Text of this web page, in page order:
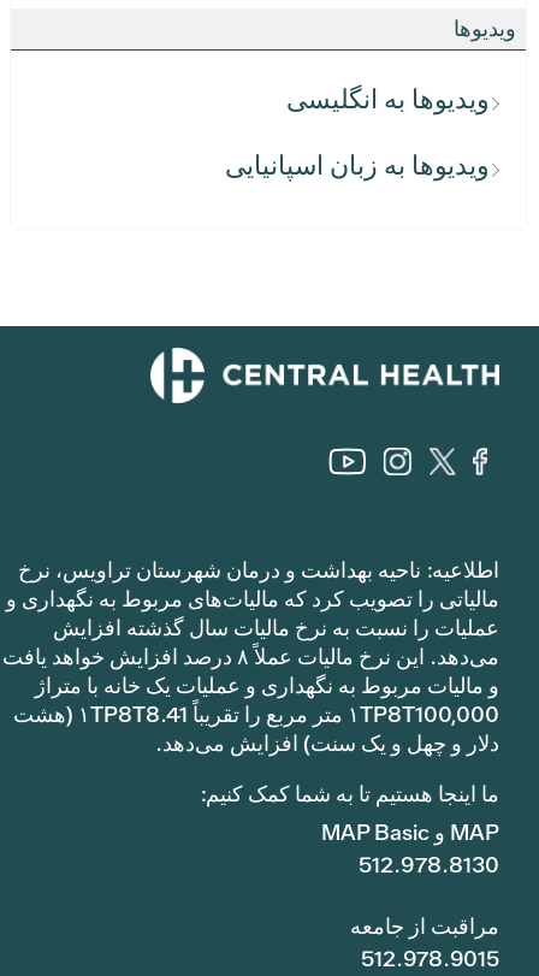
ویدیوها
ویدیوها به انگلیسی
ویدیوها به زبان اسپانیایی
اطلاعیه: ناحیه بهداشت و درمان شهرستان تراویس، نرخ
مالیاتی را تصویب کرد که مالیات‌های مربوط به نگهداری و
عملیات را نسبت به نرخ مالیات سال گذشته افزایش
می‌دهد. این نرخ مالیات عملاً ۸ درصد افزایش خواهد یافت
و مالیات مربوط به نگهداری و عملیات یک خانه با متراژ
۱TP8T100,000 متر مربع را تقریباً ۱TP8T8.41 (هشت
دلار و چهل و یک سنت) افزایش می‌دهد.
ما اینجا هستیم تا به شما کمک کنیم:
MAP و MAP Basic
512.978.8130
مراقبت از جامعه
512.978.9015